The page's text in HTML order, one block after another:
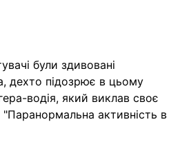
були здивовані
дехто підозрює в цьому
водія, який виклав своє
"Паранормальна активність в